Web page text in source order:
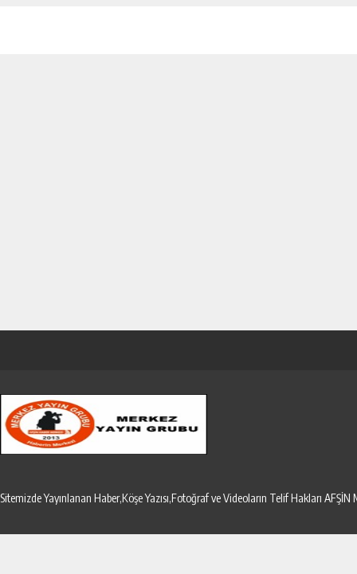
Sitemizde Yayınlanan Haber,Köşe Yazısı,Fotoğraf ve Videoların Telif Hakları